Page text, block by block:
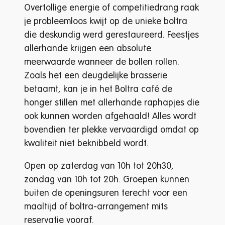
Overtollige energie of competitiedrang raak
je probleemloos kwijt op de unieke boltra
die deskundig werd gerestaureerd. Feestjes
allerhande krijgen een absolute
meerwaarde wanneer de bollen rollen.
Zoals het een deugdelijke brasserie
betaamt, kan je in het Boltra café de
honger stillen met allerhande raphapjes die
ook kunnen worden afgehaald! Alles wordt
bovendien ter plekke vervaardigd omdat op
kwaliteit niet beknibbeld wordt.
Open op zaterdag van 10h tot 20h30,
zondag van 10h tot 20h. Groepen kunnen
buiten de openingsuren terecht voor een
maaltijd of boltra-arrangement mits
reservatie vooraf.